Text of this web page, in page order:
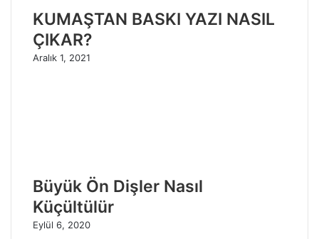
KUMAŞTAN BASKI YAZI NASIL
ÇIKAR?
Aralık 1, 2021
Büyük Ön Dişler Nasıl
Küçültülür
Eylül 6, 2020